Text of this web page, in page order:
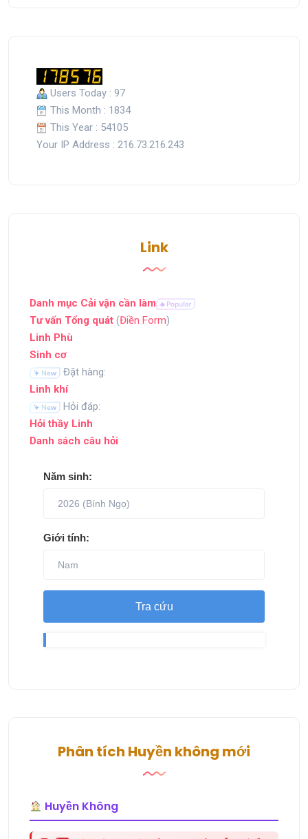
Users Today : 97
This Month : 1834
This Year : 54105
Your IP Address : 216.73.216.243
Link
Danh mục Cải vận cần làm
Tư vấn Tổng quát (Điền Form)
Linh Phù
Sinh cơ
Đặt hàng:
Linh khí
Hỏi đáp:
Hỏi thầy Linh
Danh sách câu hỏi
Năm sinh:
Giới tính:
Tra cứu
Phân tích Huyền không mới
Huyền Không